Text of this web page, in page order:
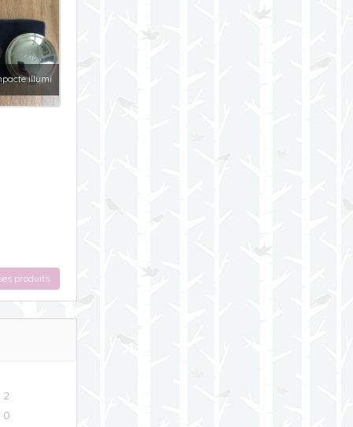
illumi
produits
2
0